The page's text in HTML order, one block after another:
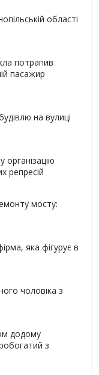
області
потрапив
пасажир
на вулиці
організацію
репресій
мосту:
яка фігурує в
чоловіка з
додому
з